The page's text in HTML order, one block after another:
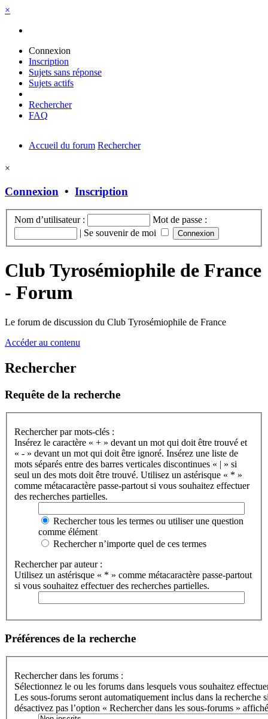
×
Connexion
Inscription
Sujets sans réponse
Sujets actifs
Rechercher
FAQ
Accueil du forum Rechercher
×
Connexion • Inscription
Nom d’utilisateur :
Mot de passe :
| Se souvenir de moi
Club Tyrosémiophile de France
- Forum
Le forum de discussion du Club Tyrosémiophile de France
Accéder au contenu
Rechercher
Requête de la recherche
Rechercher par mots-clés :
Insérez le caractère « + » devant un mot qui doit être trouvé et
« - » devant un mot qui doit être ignoré. Insérez une liste de
mots séparés entre des barres verticales discontinues « | » si
seul un des mots doit être trouvé. Utilisez un astérisque « * »
comme métacaractère passe-partout si vous souhaitez effectuer
des recherches partielles.
Rechercher tous les termes ou utiliser une question
comme élément
Rechercher n’importe quel de ces termes
Rechercher par auteur :
Utilisez un astérisque « * » comme métacaractère passe-partout
si vous souhaitez effectuer des recherches partielles.
Préférences de la recherche
Rechercher dans les forums :
Sélectionnez le ou les forums dans lesquels vous souhaitez
Les sous-forums seront automatiquement inclus dans la recherche
désactivez pas l’option « Rechercher dans les sous-forums »